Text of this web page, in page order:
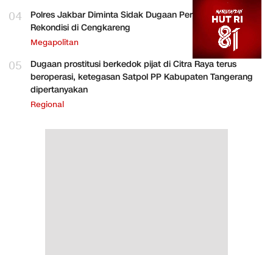
04
Polres Jakbar Diminta Sidak Dugaan Perakitan HP
Rekondisi di Cengkareng
Megapolitan
05
Dugaan prostitusi berkedok pijat di Citra Raya terus
beroperasi, ketegasan Satpol PP Kabupaten Tangerang
dipertanyakan
Regional